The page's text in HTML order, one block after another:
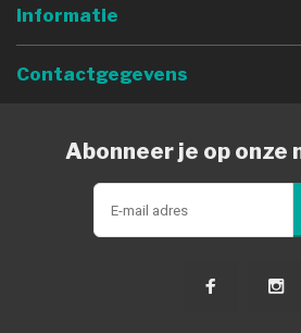
Informatie
Contactgegevens
Abonneer je op onze